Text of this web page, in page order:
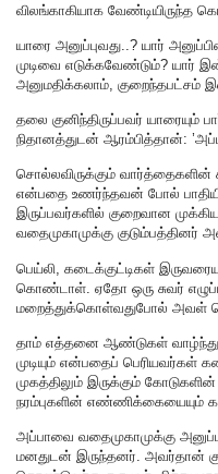
விலங்காகியாக வேண்டியிருந்த
யாரை அனுப்புவது..? யார்
முடிவை எடுக்கவேண்டும்? யார்
அனுமதிக்கலாம், குறைந்தபட்சம்
தலை குனிந்திருப்பவர் யாரையும்
நிதானத்துடன் ஆரம்பித்தான்:
சொல்லவிருக்கும் வார்த்தைகளின்
என்பதை உணர்ந்தவன் போல்
இருப்பவர்களில் குறைவான
வதைமுகாமுக்கு குடும்பத்தினர்
பெய்லி, கடைக்குட்டிகள்
கொண்டாள். ஏதோ ஒரு சுவர்
மறைத்துக்கொள்வதுபோல் அவள்
தாம் எத்தனை ஆண்டுகள்
முடியும் என்பதைப்
முகத்திலும் இருக்கும்
நரம்புகளின் எண்ணிக்கையையும்
அப்பாவை வதைமுகாமுக்கு
மனதுடன் இருந்தனர். அவர்தான்